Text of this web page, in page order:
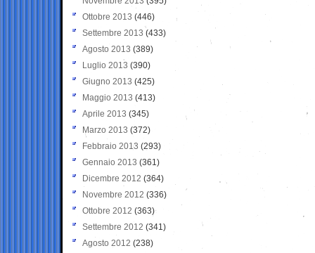
Ottobre 2013 (446)
Settembre 2013 (433)
Agosto 2013 (389)
Luglio 2013 (390)
Giugno 2013 (425)
Maggio 2013 (413)
Aprile 2013 (345)
Marzo 2013 (372)
Febbraio 2013 (293)
Gennaio 2013 (361)
Dicembre 2012 (364)
Novembre 2012 (336)
Ottobre 2012 (363)
Settembre 2012 (341)
Agosto 2012 (238)